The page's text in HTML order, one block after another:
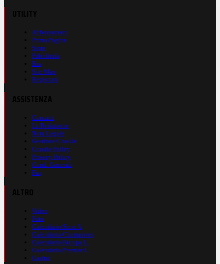
Abbonamenti
Prima Pagina
Store
Pubblicità
Rss
Site Map
Registrati
Contatti
La Redazione
Nota Legale
Gestione Cookie
Cookie Policy
Privacy Policy
Cond. Generali
Faq
Video
Foto
Calendario Serie A
Calendario Champions
Calendario Europa L.
Calendario Premier L.
Casinò